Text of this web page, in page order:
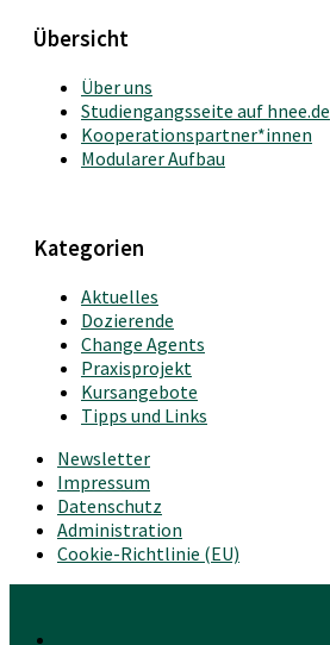
Übersicht
Über uns
Studiengangsseite auf hnee.de
Kooperationspartner*innen
Modularer Aufbau
Kategorien
Aktuelles
Dozierende
Change Agents
Praxisprojekt
Kursangebote
Tipps und Links
Newsletter
Impressum
Datenschutz
Administration
Cookie-Richtlinie (EU)